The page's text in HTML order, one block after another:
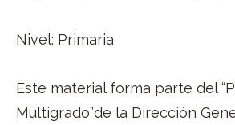
Nivel: Primaria
Este material forma parte del
Multigrado”de la Dirección